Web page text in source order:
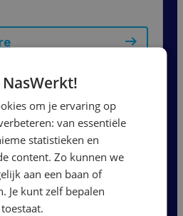
|
Ploegendienst
om je ervaring op
van essentiële
statistieken en
content. Zo kunnen we
aan een baan of
Je kunt zelf bepalen